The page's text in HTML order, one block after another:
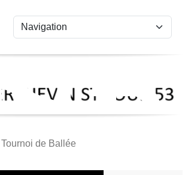
St
Tournoi de Ballée
des cookies